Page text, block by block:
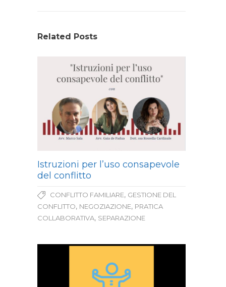
Related Posts
Istruzioni per l’uso consapevole
del conflitto
CONFLITTO FAMILIARE, GESTIONE DEL
CONFLITTO, NEGOZIAZIONE, PRATICA
COLLABORATIVA, SEPARAZIONE